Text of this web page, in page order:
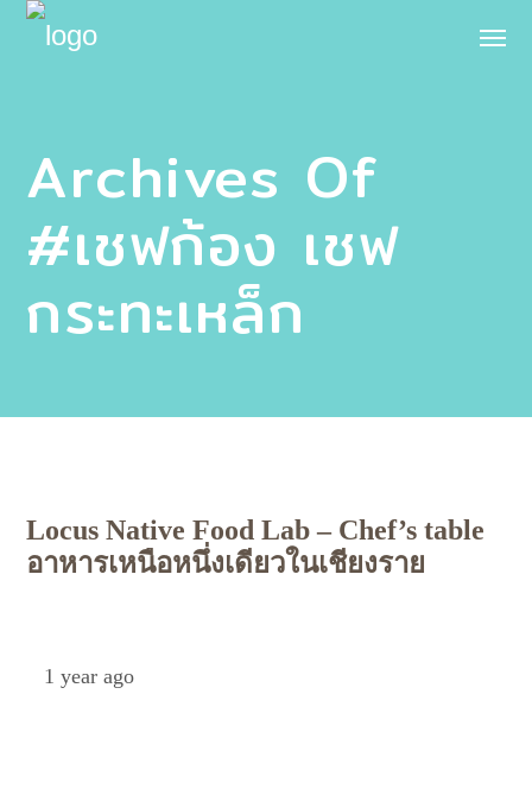
Archives Of
#เชฟก้อง เชฟ
กระทะเหล็ก
Locus Native Food Lab – Chef’s table
อาหารเหนือหนึ่งเดียวในเชียงราย
1 year ago